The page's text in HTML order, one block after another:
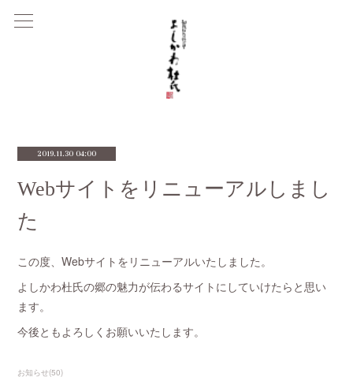
2019.11.30 04:00
Webサイトをリニューアルしまし
た
この度、Webサイトをリニューアルいたしました。
よしかわ杜氏の郷の魅力が伝わるサイトにしていけたらと思い
ます。
今後ともよろしくお願いいたします。
お知らせ(50)